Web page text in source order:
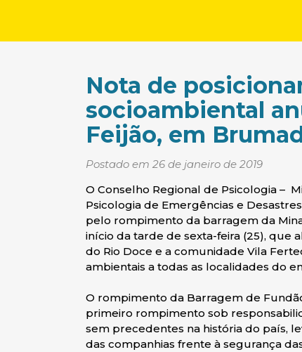
Nota de
socioambiental
Feijão, em
Postado em 26 de janeiro de 2019
O Conselho Regional de Psicologia –
Psicologia de Emergências e
pelo rompimento da barragem da
início da tarde de sexta-feira (25), que
do Rio Doce e a comunidade Vila
ambientais a todas as localidades do
O rompimento da Barragem de
primeiro rompimento sob
sem precedentes na história do país,
das companhias frente à segurança